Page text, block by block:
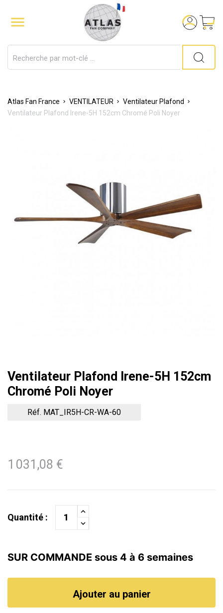

Atlas Fan France VENTILATEUR
Ventilateur Plafond
Ventilateur Plafond Irene-5H 152cm Chromé Poli Noyer
Ventilateur Plafond Irene-5H 152cm
Chromé Poli Noyer
Réf. MAT_IR5H-CR-WA-60
1 031,08 €
Quantité :
SUR COMMANDE sous 4 à 6 semaines
Ajouter au panier